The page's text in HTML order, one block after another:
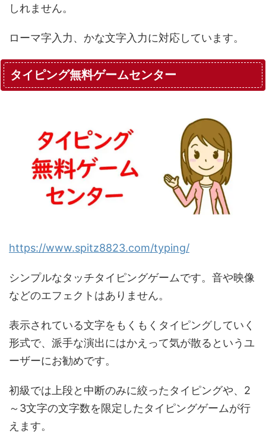
しれません。
ローマ字入力、かな文字入力に対応しています。
タイピング無料ゲームセンター
https://www.spitz8823.com/typing/
シンプルなタッチタイピングゲームです。音や映像
などのエフェクトはありません。
表示されている文字をもくもくタイピングしていく
形式で、派手な演出にはかえって気が散るというユ
ーザーにお勧めです。
初級では上段と中断のみに絞ったタイピングや、2
～3文字の文字数を限定したタイピングゲームが行
えます。